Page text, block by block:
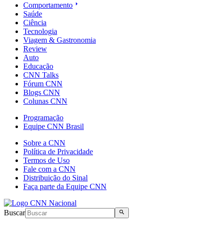
Comportamento
Saúde
Ciência
Tecnologia
Viagem & Gastronomia
Review
Auto
Educação
CNN Talks
Fórum CNN
Blogs CNN
Colunas CNN
Programação
Equipe CNN Brasil
Sobre a CNN
Política de Privacidade
Termos de Uso
Fale com a CNN
Distribuição do Sinal
Faça parte da Equipe CNN
Buscar